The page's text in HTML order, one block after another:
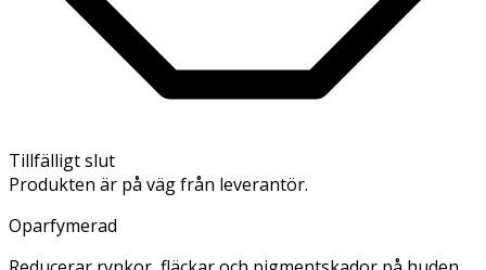
Tillfälligt slut
Produkten är på väg från leverantör.
Oparfymerad